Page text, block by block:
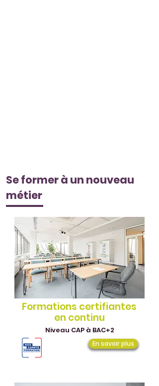
Se former à un nouveau
métier
Formations certifiantes
en continu
Niveau CAP à BAC+2
En savoir plus